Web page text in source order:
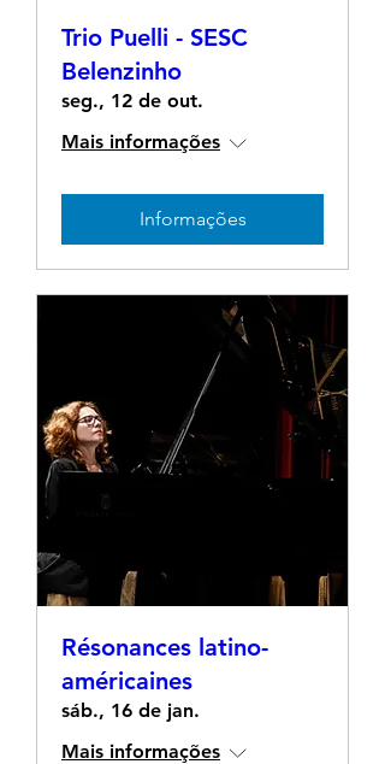
Trio Puelli - SESC
Belenzinho
seg., 12 de out.
Mais informações
Informações
Résonances latino-
américaines
sáb., 16 de jan.
Mais informações